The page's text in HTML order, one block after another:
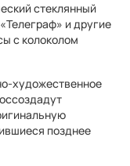
стеклянный
и другие
с колоколом
художественное
позднее